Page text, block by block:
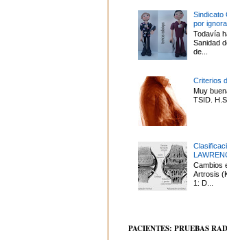
Sindicato
por
Todavía
Sanidad
de...
Criterios
Muy
TSID.
Cambios
Artrosis
1: D...
PACIENTES: PRUEBAS